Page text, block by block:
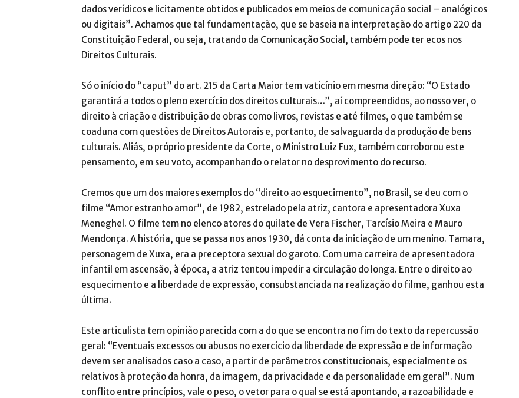
dados verídicos e licitamente obtidos e publicados em meios de comunicação social – analógicos
ou digitais”. Achamos que tal fundamentação, que se baseia na interpretação do artigo 220 da
Constituição Federal, ou seja, tratando da Comunicação Social, também pode ter ecos nos
Direitos Culturais.
Só o início do “caput” do art. 215 da Carta Maior tem vaticínio em mesma direção: “O Estado
garantirá a todos o pleno exercício dos direitos culturais…”, aí compreendidos, ao nosso ver, o
direito à criação e distribuição de obras como livros, revistas e até filmes, o que também se
coaduna com questões de Direitos Autorais e, portanto, de salvaguarda da produção de bens
culturais. Aliás, o próprio presidente da Corte, o Ministro Luiz Fux, também corroborou este
pensamento, em seu voto, acompanhando o relator no desprovimento do recurso.
Cremos que um dos maiores exemplos do “direito ao esquecimento”, no Brasil, se deu com o
filme “Amor estranho amor”, de 1982, estrelado pela atriz, cantora e apresentadora Xuxa
Meneghel. O filme tem no elenco atores do quilate de Vera Fischer, Tarcísio Meira e Mauro
Mendonça. A história, que se passa nos anos 1930, dá conta da iniciação de um menino. Tamara,
personagem de Xuxa, era a preceptora sexual do garoto. Com uma carreira de apresentadora
infantil em ascensão, à época, a atriz tentou impedir a circulação do longa. Entre o direito ao
esquecimento e a liberdade de expressão, consubstanciada na realização do filme, ganhou esta
última.
Este articulista tem opinião parecida com a do que se encontra no fim do texto da repercussão
geral: “Eventuais excessos ou abusos no exercício da liberdade de expressão e de informação
devem ser analisados caso a caso, a partir de parâmetros constitucionais, especialmente os
relativos à proteção da honra, da imagem, da privacidade e da personalidade em geral”. Num
conflito entre princípios, vale o peso, o vetor para o qual se está apontando, a razoabilidade e